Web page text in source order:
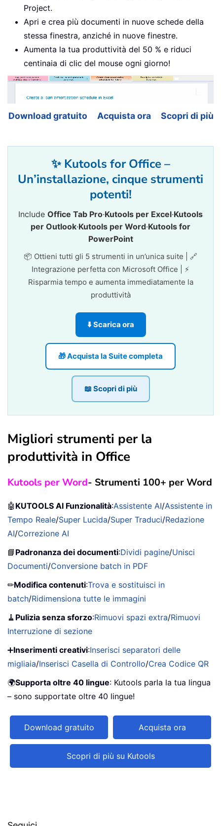
Project.
Apri e crea più documenti in nuove schede della
stessa finestra, anziché in nuove finestre.
Aumenta la tua produttività del 50 % e riduci
centinaia di clic del mouse ogni giorno!
Download gratuito Acquista ora Scopri di più
✨ Kutools for Office –
Un’installazione, cinque strumenti
potenti!
Include Office Tab Pro·Kutools per Excel·Kutools
per Outlook·Kutools per Word·Kutools for
PowerPoint
📦 Ottieni tutti gli 5 strumenti in un’unica suite | 🔗
Integrazione perfetta con Microsoft Office | ⚡
Risparmia tempo e aumenta immediatamente la
produttività
⬇️ Scarica ora
🎁 Acquista la Suite completa
📖 Scopri di più
Migliori strumenti per la
produttività in Office
Kutools per Word- Strumenti 100+ per Word
🤖 KUTOOLS AI Funzionalità:Assistente AI/Assistente in
Tempo Reale/Super Lucida/Super Traduci/Redazione
AI/Correzione AI
📘 Padronanza dei documenti:Dividi pagine/Unisci
Documenti/Conversione batch in PDF
✏Modifica contenuti:Trova e sostituisci in
batch/Ridimensiona tutte le immagini
🧹 Pulizia senza sforzo:Rimuovi spazi extra/Rimuovi
Interruzione di sezione
➕Inserimenti creativi:Inserisci separatori delle
migliaia/Inserisci Casella di Controllo/Crea Codice QR
🌍Supporta oltre 40 lingue: Kutools parla la tua lingua
– sono supportate oltre 40 lingue!
Download gratuito Acquista ora
Scopri di più su Kutools